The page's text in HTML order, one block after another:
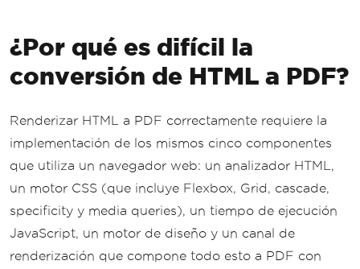
¿Por qué es difícil la
conversión de HTML a PDF?
Renderizar HTML a PDF correctamente requiere la
implementación de los mismos cinco componentes
que utiliza un navegador web: un analizador HTML,
un motor CSS (que incluye Flexbox, Grid, cascade,
specificity y media queries), un tiempo de ejecución
JavaScript, un motor de diseño y un canal de
renderización que compone todo esto a PDF con